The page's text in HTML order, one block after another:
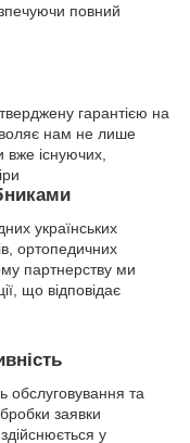
повний
гарантією на
нам не лише
вже існуючих,
українських
ортопедичних
партнерству ми
що відповідає
обслуговування та
заявки
у